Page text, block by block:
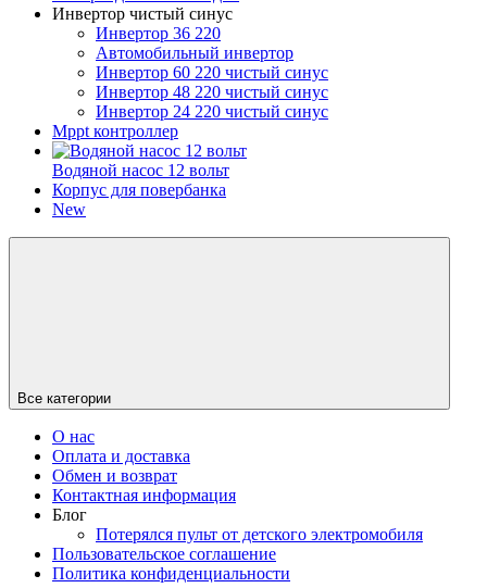
Инвертор чистый синус
Инвертор 36 220
Автомобильный инвертор
Инвертор 60 220 чистый синус
Инвертор 48 220 чистый синус
Инвертор 24 220 чистый синус
Mppt контроллер
Водяной насос 12 вольт
Корпус для повербанка
New
Все категории
О нас
Оплата и доставка
Обмен и возврат
Контактная информация
Блог
Потерялся пульт от детского электромобиля
Пользовательское соглашение
Политика конфиденциальности